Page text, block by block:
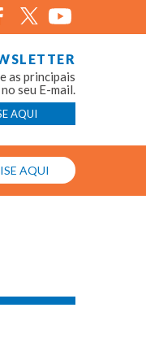
as principais
seu E-mail.
AQUI